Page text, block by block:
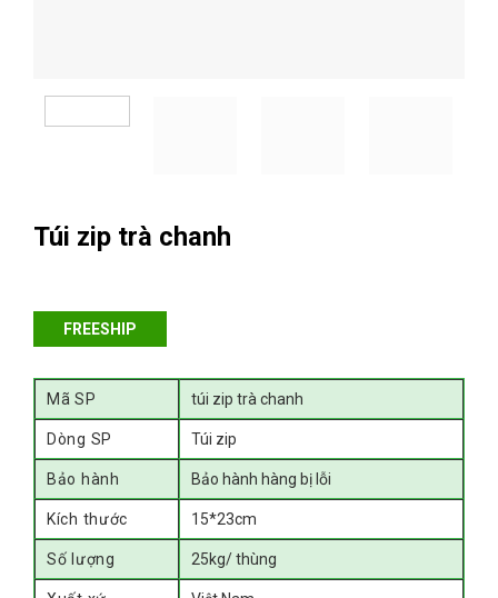
Túi zip trà chanh
FREESHIP
Mã SP túi zip trà chanh
Dòng SP Túi zip
Bảo hành Bảo hành hàng bị lỗi
Kích thước 15*23cm
Số lượng 25kg/ thùng